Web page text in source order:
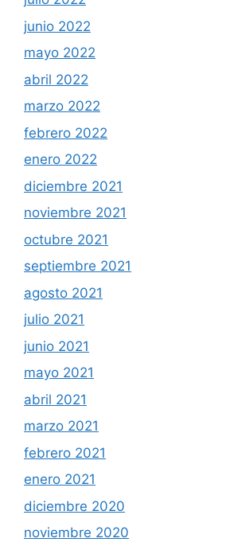
junio 2022
mayo 2022
abril 2022
marzo 2022
febrero 2022
enero 2022
diciembre 2021
noviembre 2021
octubre 2021
septiembre 2021
agosto 2021
julio 2021
junio 2021
mayo 2021
abril 2021
marzo 2021
febrero 2021
enero 2021
diciembre 2020
noviembre 2020